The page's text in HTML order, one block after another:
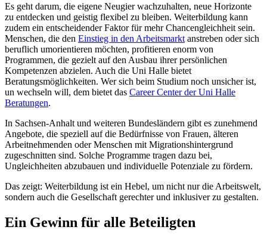
Es geht darum, die eigene Neugier wachzuhalten, neue Horizonte
zu entdecken und geistig flexibel zu bleiben. Weiterbildung kann
zudem ein entscheidender Faktor für mehr Chancengleichheit sein.
Menschen, die den Einstieg in den Arbeitsmarkt anstreben oder sich
beruflich umorientieren möchten, profitieren enorm von
Programmen, die gezielt auf den Ausbau ihrer persönlichen
Kompetenzen abzielen. Auch die Uni Halle bietet
Beratungsmöglichkeiten. Wer sich beim Studium noch unsicher ist,
un wechseln will, dem bietet das Career Center der Uni Halle
Beratungen.
In Sachsen-Anhalt und weiteren Bundesländern gibt es zunehmend
Angebote, die speziell auf die Bedürfnisse von Frauen, älteren
Arbeitnehmenden oder Menschen mit Migrationshintergrund
zugeschnitten sind. Solche Programme tragen dazu bei,
Ungleichheiten abzubauen und individuelle Potenziale zu fördern.
Das zeigt: Weiterbildung ist ein Hebel, um nicht nur die Arbeitswelt,
sondern auch die Gesellschaft gerechter und inklusiver zu gestalten.
Ein Gewinn für alle Beteiligten